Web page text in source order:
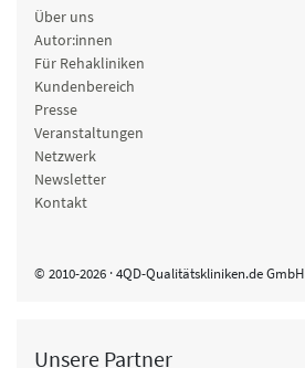
Über uns
Autor:innen
Für Rehakliniken
Kundenbereich
Presse
Veranstaltungen
Netzwerk
Newsletter
Kontakt
© 2010-2026 · 4QD-Qualitätskliniken.de GmbH
Unsere Partner